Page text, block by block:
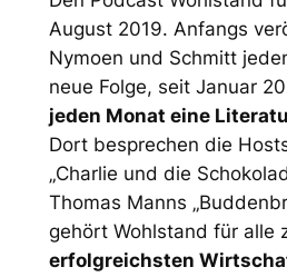
August 2019. Anfangs
Nymoen und Schmitt
neue Folge, seit Januar
jeden Monat eine
Dort besprechen die
„Charlie und die
Thomas Manns
gehört Wohlstand für alle
erfolgreichsten